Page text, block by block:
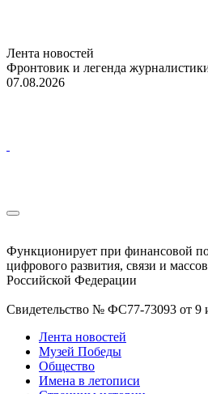
Лента новостей
Фронтовик и легенда
07.08.2026
Функционирует при финансовой
цифрового развития, связи и
Российской Федерации
Свидетельство № ФС77-73093 от 9
Лента новостей
Музей Победы
Общество
Имена в летописи